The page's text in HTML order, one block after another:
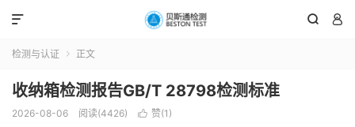
 

检测与认证  正文
收纳箱检测报告GB/T 28798检测标准
2026-08-06 阅读(4426)  赞(1 )